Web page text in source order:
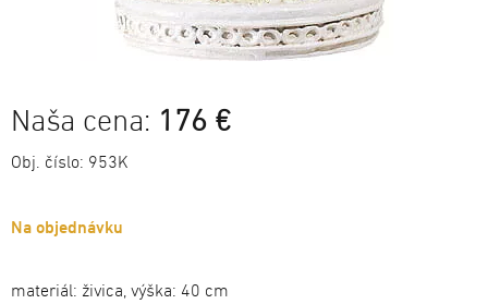
Naša cena: 176 €
Obj. číslo: 953K
Na objednávku
materiál: živica, výška: 40 cm